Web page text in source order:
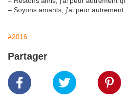
– Soyons amants, j’ai peur autrement
#2016
Partager